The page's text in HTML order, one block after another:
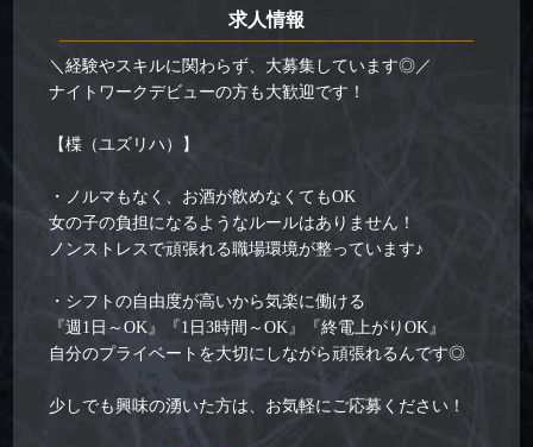
求人情報
＼経験やスキルに関わらず、大募集しています◎／
ナイトワークデビューの方も大歓迎です！
【楪（ユズリハ）】
・ノルマもなく、お酒が飲めなくてもOK
女の子の負担になるようなルールはありません！
ノンストレスで頑張れる職場環境が整っています♪
・シフトの自由度が高いから気楽に働ける
『週1日～OK』『1日3時間～OK』『終電上がりOK』
自分のプライベートを大切にしながら頑張れるんです◎
少しでも興味の湧いた方は、お気軽にご応募ください！